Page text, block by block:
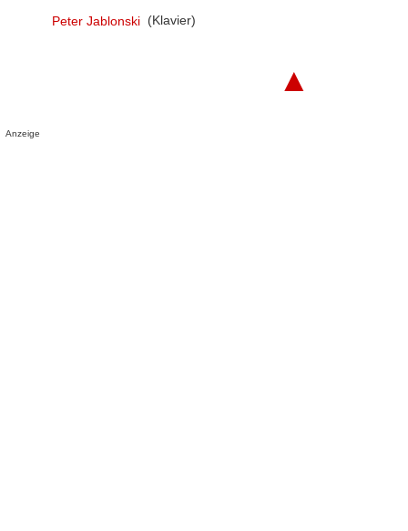
Peter Jablonski (Klavier)
▲
Anzeige